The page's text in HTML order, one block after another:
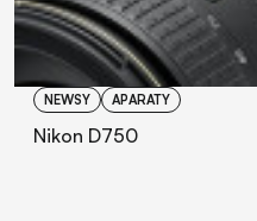
NEWSY APARATY
Nikon D750